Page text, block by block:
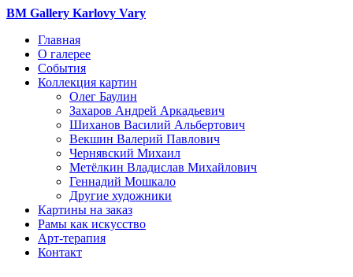
BM Gallery Karlovy Vary
Главная
О галерее
События
Коллекция картин
Олег Баулин
Захаров Андрей Аркадьевич
Шиханов Василий Альбертович
Векшин Валерий Павлович
Чернявский Михаил
Метёлкин Владислав Михайлович
Геннадий Мошкало
Другие художники
Картины на заказ
Рамы как искусство
Арт-терапия
Контакт